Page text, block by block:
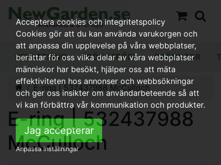
BEVATTNING FRÖN / FRÖER GRÖNYTOR
E-ring | 532437988 McCulloch
E-ring | 532437988
McCulloch
Acceptera cookies och integritetspolicy
Cookies gör att du kan använda varukorgen och
att anpassa din upplevelse på våra webbplatser,
berättar för oss vilka delar av våra webbplatser
människor har besökt, hjälper oss att mäta
effektiviteten hos annonser och webbsökningar
och ger oss insikter om användarbeteende så att
vi kan förbättra vår kommunikation och produkter.
Jag accepterar
Anpassa inställningar